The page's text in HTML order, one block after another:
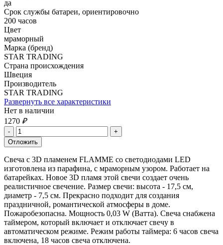
да
Срок службы батареи, ориентировочно
200 часов
Цвет
мраморный
Марка (бренд)
STAR TRADING
Страна происхождения
Швеция
Производитель
STAR TRADING
Развернуть все характеристики
Нет в наличии
1270 ₽
Свеча с 3D пламенем FLAMME со светодиодами LED
изготовлена из парафина, с мраморным узором. Работает на
батарейках. Новое 3D пламя этой свечи создает очень
реалистичное свечение. Размер свечи: высота - 17,5 см,
диаметр - 7,5 см. Прекрасно подходит для создания
праздничной, романтической атмосферы в доме.
Пожаробезопасна. Мощность 0,03 W (Ватта). Свеча снабжена
таймером, который включает и отключает свечу в
автоматическом режиме. Режим работы таймера: 6 часов свеча
включена, 18 часов свеча отключена.